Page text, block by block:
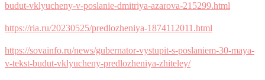
budut-vklyucheny-v-poslanie-dmitriya-azarova-215299.html
https://ria.ru/20230525/predlozheniya-1874112011.html
https://sovainfo.ru/news/gubernator-vystupit-s-poslaniem-30-maya-
v-tekst-budut-vklyucheny-predlozheniya-zhiteley/